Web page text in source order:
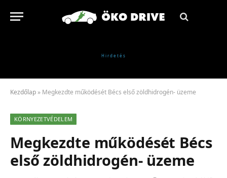
Kezdőlap » Megkezdte működését Bécs első zöldhidrogén- üzeme
KÖRNYEZETVÉDELEM
Megkezdte működését Bécs
első zöldhidrogén- üzeme